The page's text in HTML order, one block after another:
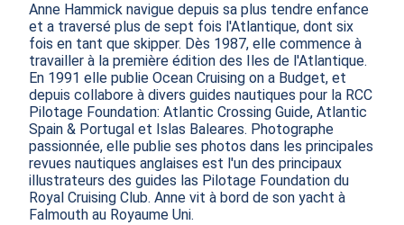
Anne Hammick navigue depuis sa plus tendre enfance
et a traversé plus de sept fois l'Atlantique, dont six
fois en tant que skipper. Dès 1987, elle commence à
travailler à la première édition des Iles de l'Atlantique.
En 1991 elle publie Ocean Cruising on a Budget, et
depuis collabore à divers guides nautiques pour la RCC
Pilotage Foundation: Atlantic Crossing Guide, Atlantic
Spain & Portugal et Islas Baleares. Photographe
passionnée, elle publie ses photos dans les principales
revues nautiques anglaises est l'un des principaux
illustrateurs des guides las Pilotage Foundation du
Royal Cruising Club. Anne vit à bord de son yacht à
Falmouth au Royaume Uni.